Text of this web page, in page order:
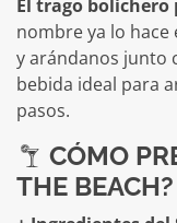
El trago bolichero
nombre ya lo hace
y arándanos junto
bebida ideal para
pasos.
CÓMO
THE BEACH?